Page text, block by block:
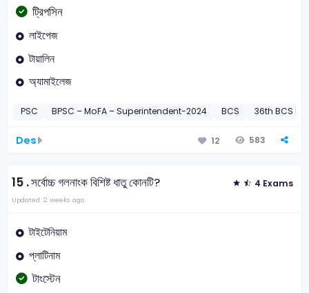
ট্রিপসিন
লাইপেজ
টায়ালিন
অ্যামাইলেজ
PSC BPSC – MoFA – Superintendent-2024 BCS 36th BCS
Des 12 583
15 .সর্বোচ্চ গলনাংক বিশিষ্ট ধাতু কোনটি? 4 Exams
Updated: 2 weeks ago
টাইটেনিয়াম
প্লাটিনাম
টাংস্টেন